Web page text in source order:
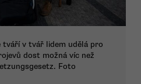
tváří v tvář lidem udělá pro
dost možná víc než
Foto